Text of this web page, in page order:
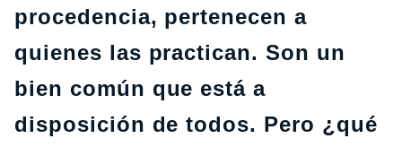
procedencia, pertenecen a
quienes las practican. Son un
bien común que está a
disposición de todos. Pero ¿qué